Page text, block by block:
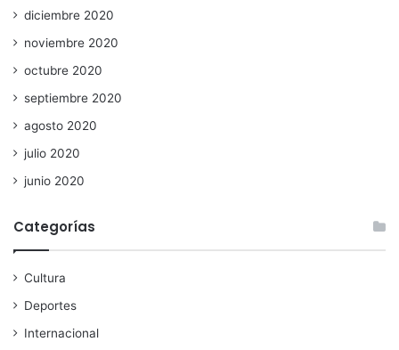
diciembre 2020
noviembre 2020
octubre 2020
septiembre 2020
agosto 2020
julio 2020
junio 2020
Categorías
Cultura
Deportes
Internacional